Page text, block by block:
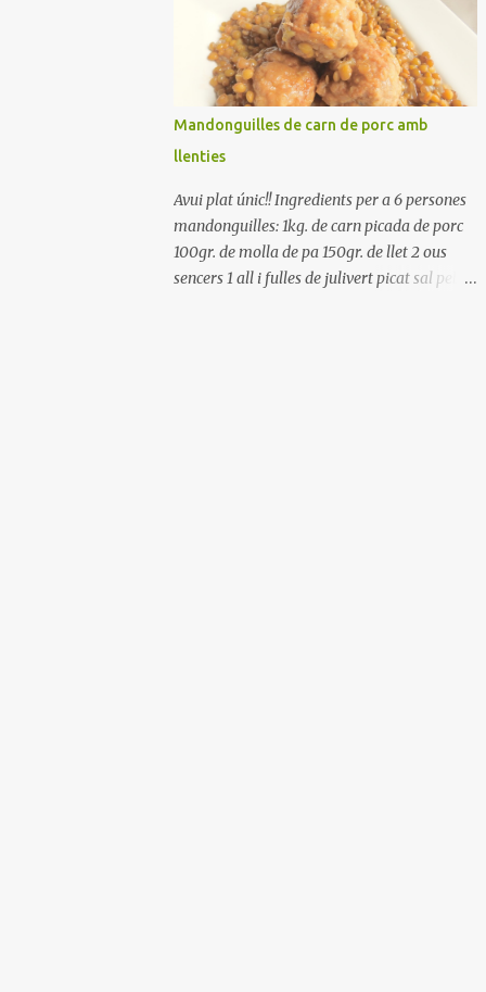
Renteu els pebrots i talleu-los a trossets.
Renteu les tomates i talleu-les a octaus.
Talleu les olives a rodanxes. Una hora abans
de portar a la taula, poseu els cigrons, ben
escorreguts, en un bol, amb la resta
d'ingredients: les tomates, el pebrot, la ceba,
(escorreguda), les olives i la tonyina
esmicolada. Amaniu amb sal i oli... bon
profit!!
Mandonguilles de carn de porc amb
llenties
Avui plat únic!! Ingredients per a 6 persones
mandonguilles: 1kg. de carn picada de porc
100gr. de molla de pa 150gr. de llet 2 ous
sencers 1 all i fulles de julivert picat sal pebre